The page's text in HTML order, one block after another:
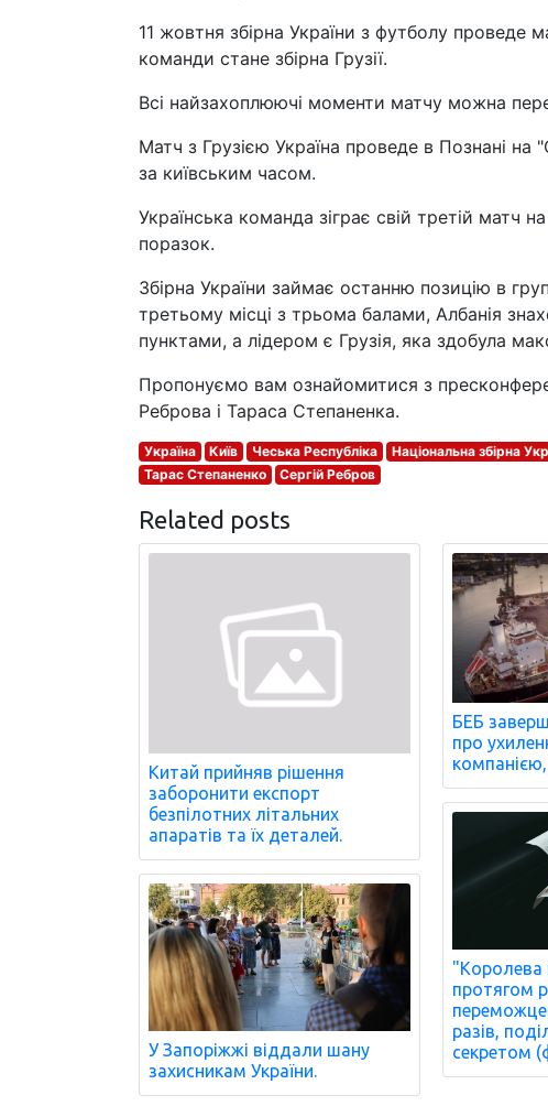
11 жовтня збірна України з футболу проведе
команди стане збірна Грузії.
Всі найзахоплюючі моменти матчу можна
Матч з Грузією Україна проведе в Познані
за київським часом.
Українська команда зіграє свій третій матч
поразок.
Збірна України займає останню позицію в
третьому місці з трьома балами, Албанія
пунктами, а лідером є Грузія, яка здобула
Пропонуємо вам ознайомитися з
Реброва і Тараса Степаненка.
Україна Київ Чеська Республіка Національна збірна
Тарас Степаненко
Сергій Ребров
Related posts
Китай прийняв рішення
заборонити експорт
безпілотних літальних
апаратів та їх деталей.
У Запоріжжі віддали шану
захисникам України.
БЕБ
про
"Королева
протягом
разів,
секретом